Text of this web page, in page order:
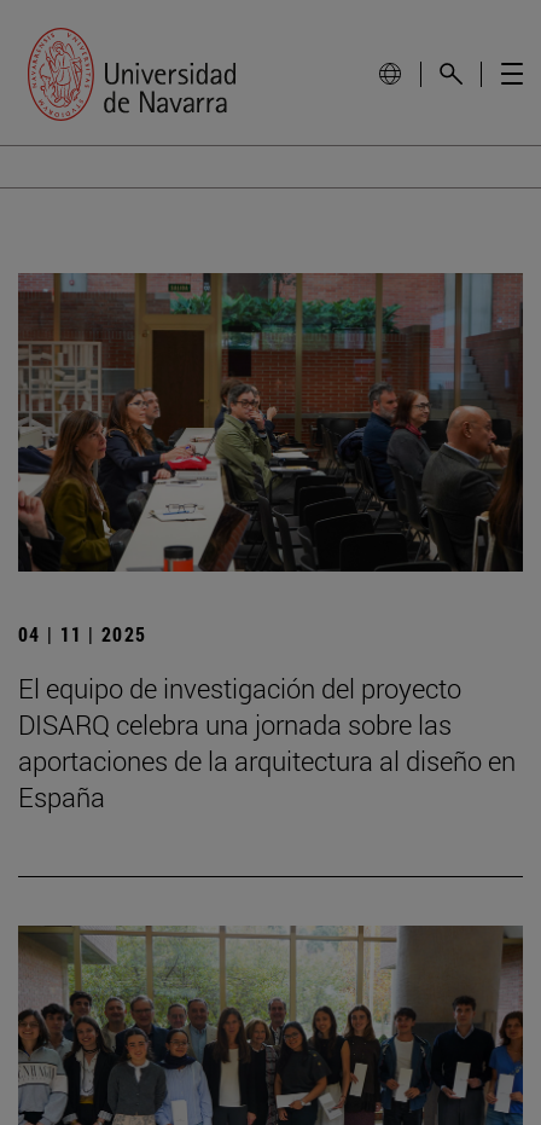
04 | 11 | 2025
El equipo de investigación del proyecto
DISARQ celebra una jornada sobre las
aportaciones de la arquitectura al diseño en
España